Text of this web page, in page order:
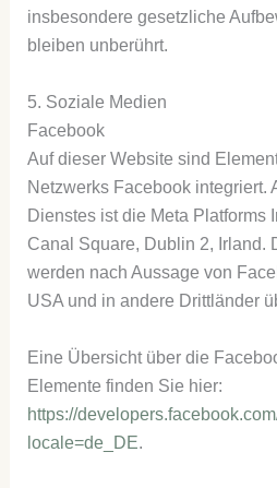
insbesondere gesetzliche
bleiben unberührt.
5. Soziale Medien
Facebook
Auf dieser Website sind
Netzwerks Facebook integriert.
Dienstes ist die Meta Platforms
Canal Square, Dublin 2, Irland.
werden nach Aussage von
USA und in andere Drittländer
Eine Übersicht über die
Elemente finden Sie hier:
https://
locale=de_DE.